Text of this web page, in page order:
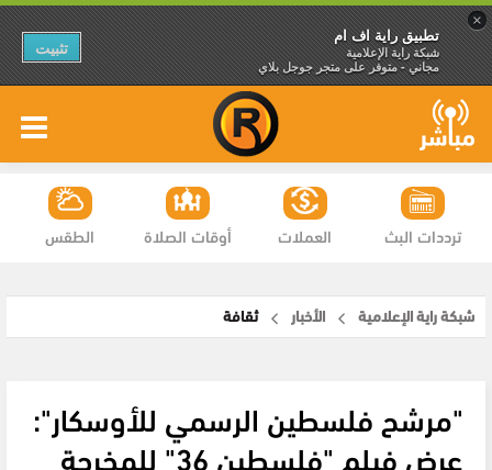
×
تطبيق راية اف ام
شبكة راية الإعلامية
مجاني - متوفر على متجر جوجل بلاي
تثبيت
الطقس أوقات الصلاة العملات ترددات البث
شبكة راية الإعلامية الأخبار ثقافة
"مرشح فلسطين الرسمي للأوسكار":
عرض فيلم "فلسطين 36" للمخرجة